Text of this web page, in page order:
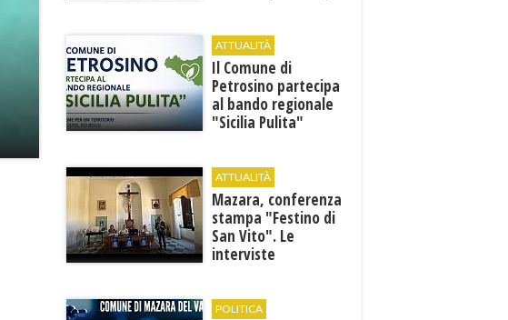
ATTUALITÀ
​Il Comune di
Petrosino partecipa
al bando regionale
"Sicilia Pulita"
ATTUALITÀ
Mazara, conferenza
stampa "Festino di
San Vito". Le
interviste
POLITICA